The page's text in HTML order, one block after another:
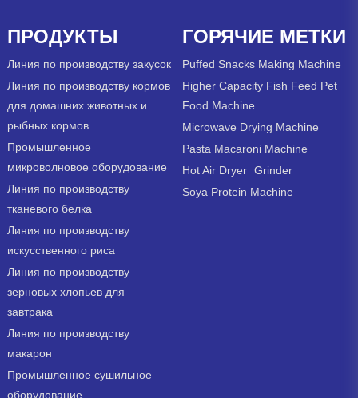
ПРОДУКТЫ
Линия по производству закусок
Линия по производству кормов
для домашних животных и
рыбных кормов
Промышленное
микроволновое оборудование
Линия по производству
тканевого белка
Линия по производству
искусственного риса
Линия по производству
зерновых хлопьев для
завтрака
Линия по производству
макарон
Промышленное сушильное
оборудование
ГОРЯЧИЕ МЕТКИ
Puffed Snacks Making Machine
Higher Capacity Fish Feed Pet
Food Machine
Microwave Drying Machine
Pasta Macaroni Machine
Hot Air Dryer Grinder
Soya Protein Machine